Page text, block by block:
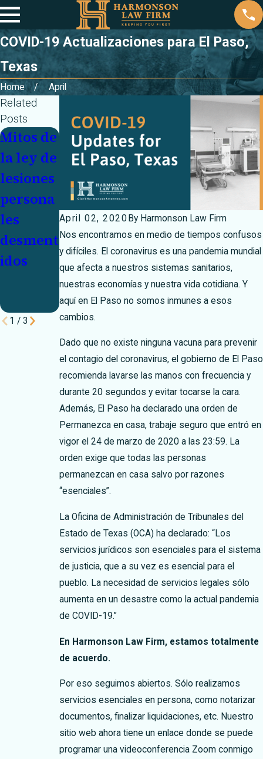
COVID-19 Actualizaciones para El Paso,
Texas
Home April
April 02, 2020 By Harmonson Law Firm
Nos encontramos en medio de tiempos confusos
y difíciles. El coronavirus es una pandemia mundial
que afecta a nuestros sistemas sanitarios,
nuestras economías y nuestra vida cotidiana. Y
aquí en El Paso no somos inmunes a esos
cambios.
Dado que no existe ninguna vacuna para prevenir
el contagio del coronavirus, el gobierno de El Paso
recomienda lavarse las manos con frecuencia y
durante 20 segundos y evitar tocarse la cara.
Además, El Paso ha declarado una orden de
Permanezca en casa, trabaje seguro que entró en
vigor el 24 de marzo de 2020 a las 23:59. La
orden exige que todas las personas
permanezcan en casa salvo por razones
“esenciales”.
La Oficina de Administración de Tribunales del
Estado de Texas (OCA) ha declarado: “Los
servicios jurídicos son esenciales para el sistema
de justicia, que a su vez es esencial para el
pueblo. La necesidad de servicios legales sólo
aumenta en un desastre como la actual pandemia
de COVID-19.”
En Harmonson Law Firm, estamos totalmente
de acuerdo.
Por eso seguimos abiertos. Sólo realizamos
servicios esenciales en persona, como notarizar
documentos, finalizar liquidaciones, etc. Nuestro
sitio web ahora tiene un enlace donde se puede
programar una videoconferencia Zoom conmigo
Related
Posts
Mitos de
la ley de
lesiones
persona
les
desment
idos
Navegue
por las
carreter
as
invernal
es con la
confianz
a de El
Paso
Mes de
sensibili
zación
sobre la
conducc
ión
entre
adolesce
ntes
1 / 3